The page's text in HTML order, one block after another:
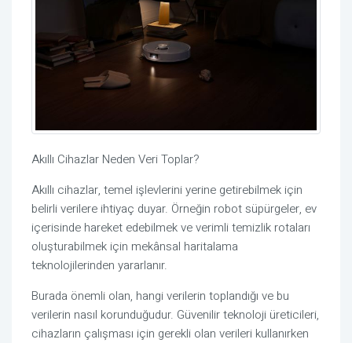
Akıllı Cihazlar Neden Veri Toplar?
Akıllı cihazlar, temel işlevlerini yerine getirebilmek için
belirli verilere ihtiyaç duyar. Örneğin robot süpürgeler, ev
içerisinde hareket edebilmek ve verimli temizlik rotaları
oluşturabilmek için mekânsal haritalama
teknolojilerinden yararlanır.
Burada önemli olan, hangi verilerin toplandığı ve bu
verilerin nasıl korunduğudur. Güvenilir teknoloji üreticileri,
cihazların çalışması için gerekli olan verileri kullanırken